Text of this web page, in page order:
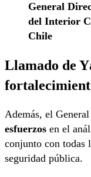
General
del Interior
Chile
Llamado de
Además, el
esfuerzos en el
conjunto con todas
seguridad pública.